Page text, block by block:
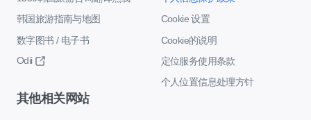
韩国旅游指南与地图
数字图书 / 电子书
Odii
Cookie 设置
Cookie的说明
定位服务使用条款
个人位置信息处理方针
其他相关网站